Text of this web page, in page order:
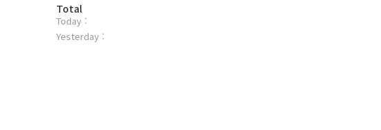
방
문
자
Total
Today :
Yesterday :